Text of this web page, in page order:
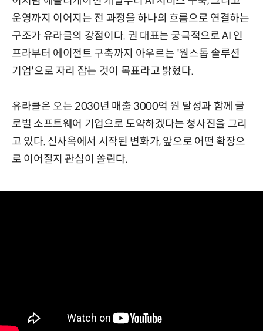
운영까지 이어지는 전 과정을 하나의 흐름으로 연결하는
구조가 유라클의 강점이다. 권 대표는 궁극적으로 AI 인
프라부터 에이전트 구축까지 아우르는 '원스톱 솔루션
기업'으로 자리 잡는 것이 목표라고 밝혔다.
유라클은 오는 2030년 매출 3000억 원 달성과 함께 글
로벌 소프트웨어 기업으로 도약하겠다는 청사진을 그리
고 있다. 신사옥에서 시작된 변화가, 앞으로 어떤 확장으
로 이어질지 관심이 쏠린다.